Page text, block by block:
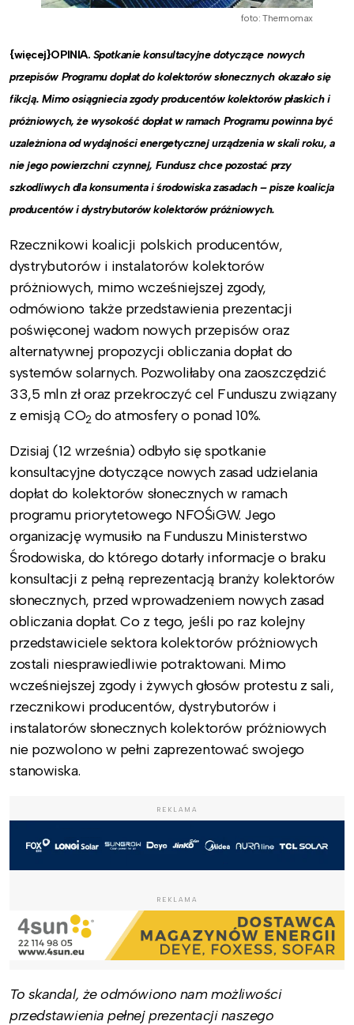
foto: Thermomax
{więcej}OPINIA. Spotkanie konsultacyjne dotyczące nowych
przepisów Programu dopłat do kolektorów słonecznych okazało się
fikcją. Mimo osiągniecia zgody producentów kolektorów płaskich i
próżniowych, że wysokość dopłat w ramach Programu powinna być
uzależniona od wydajności energetycznej urządzenia w skali roku, a
nie jego powierzchni czynnej, Fundusz chce pozostać przy
szkodliwych dla konsumenta i środowiska zasadach – pisze koalicja
producentów i dystrybutorów kolektorów próżniowych.
Rzecznikowi koalicji polskich producentów,
dystrybutorów i instalatorów kolektorów
próżniowych, mimo wcześniejszej zgody,
odmówiono także przedstawienia prezentacji
poświęconej wadom nowych przepisów oraz
alternatywnej propozycji obliczania dopłat do
systemów solarnych. Pozwoliłaby ona zaoszczędzić
33,5 mln zł oraz przekroczyć cel Funduszu związany
z emisją CO2 do atmosfery o ponad 10%.
Dzisiaj (12 września) odbyło się spotkanie
konsultacyjne dotyczące nowych zasad udzielania
dopłat do kolektorów słonecznych w ramach
programu priorytetowego NFOŚiGW. Jego
organizację wymusiło na Funduszu Ministerstwo
Środowiska, do którego dotarły informacje o braku
konsultacji z pełną reprezentacją branży kolektorów
słonecznych, przed wprowadzeniem nowych zasad
obliczania dopłat. Co z tego, jeśli po raz kolejny
przedstawiciele sektora kolektorów próżniowych
zostali niesprawiedliwie potraktowani. Mimo
wcześniejszej zgody i żywych głosów protestu z sali,
rzecznikowi producentów, dystrybutorów i
instalatorów słonecznych kolektorów próżniowych
nie pozwolono w pełni zaprezentować swojego
stanowiska.
REKLAMA
REKLAMA
To skandal, że odmówiono nam możliwości
przedstawienia pełnej prezentacji naszego